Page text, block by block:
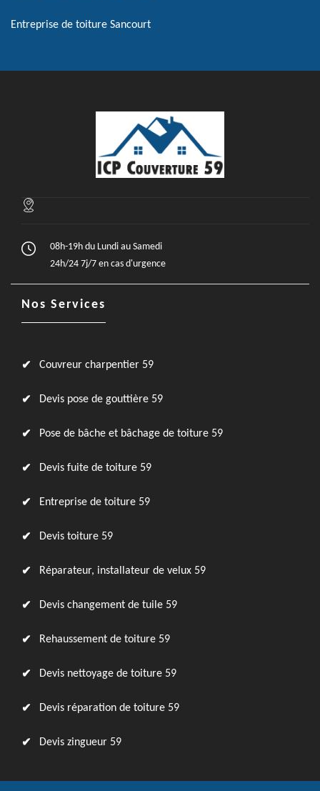
Entreprise de toiture Sancourt
08h-19h du Lundi au Samedi
24h/24 7j/7 en cas d'urgence
Nos Services
Couvreur charpentier 59
Devis pose de gouttière 59
Pose de bâche et bâchage de toiture 59
Devis fuite de toiture 59
Entreprise de toiture 59
Devis toiture 59
Réparateur, installateur de velux 59
Devis changement de tuile 59
Rehaussement de toiture 59
Devis nettoyage de toiture 59
Devis réparation de toiture 59
Devis zingueur 59